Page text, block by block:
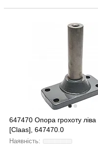
647470 Опора грохоту
[Claas], 647470.0